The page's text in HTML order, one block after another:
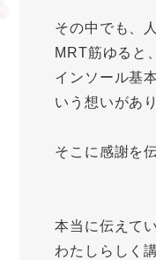
その中でも、
MRT筋ゆると、
インソール基
いう想いがあ
そこに感謝を
本当に伝えて
わたしらしく